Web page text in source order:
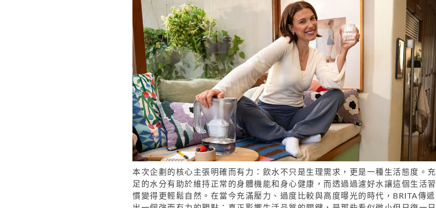
本次企劃的核心主張明確而有力：飲水不只是生理需求，更是一種生活態度。充
足的水分有助於維持正常的身體機能和身心健康，而透過過濾好水讓這個生活習
慣變得更輕鬆自然。在當今充滿壓力、過度比較與高度曝光的時代，BRITA傳遞